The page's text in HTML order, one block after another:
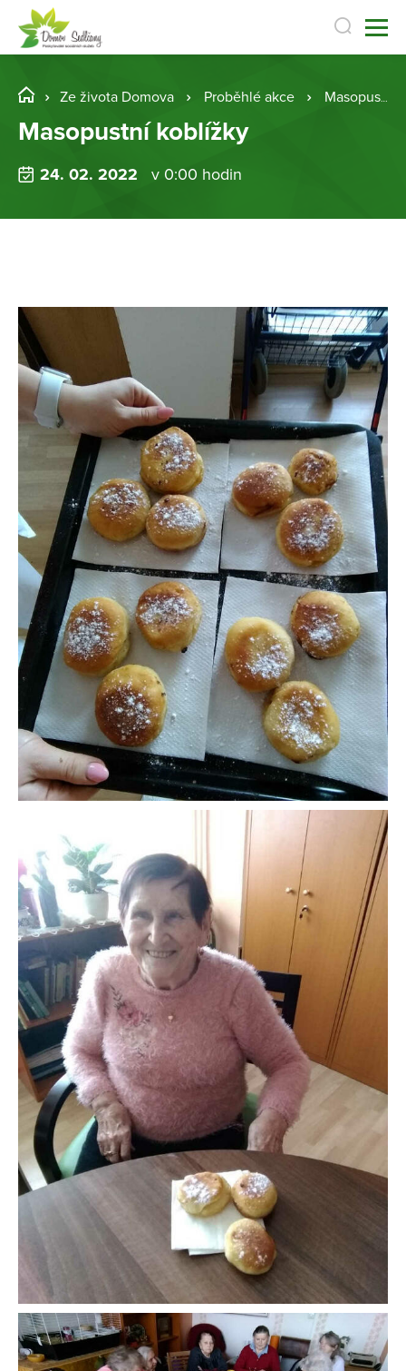
Ze života Domova Proběhlé akce Masopustní koblížky
Masopustní koblížky
24. 02. 2022 v 0:00 hodin